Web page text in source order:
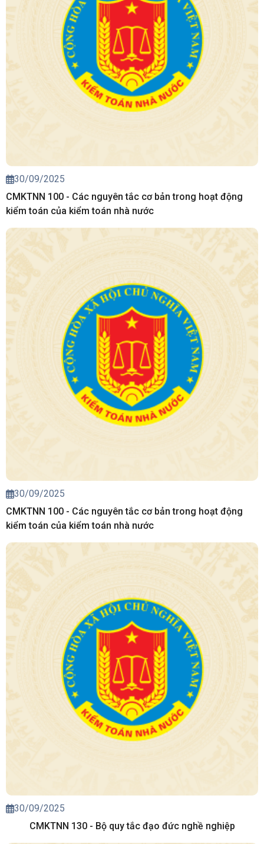
30/09/2025
CMKTNN 100 - Các nguyên tắc cơ bản trong hoạt động
kiểm toán của kiểm toán nhà nước
30/09/2025
CMKTNN 100 - Các nguyên tắc cơ bản trong hoạt động
kiểm toán của kiểm toán nhà nước
30/09/2025
CMKTNN 130 - Bộ quy tắc đạo đức nghề nghiệp